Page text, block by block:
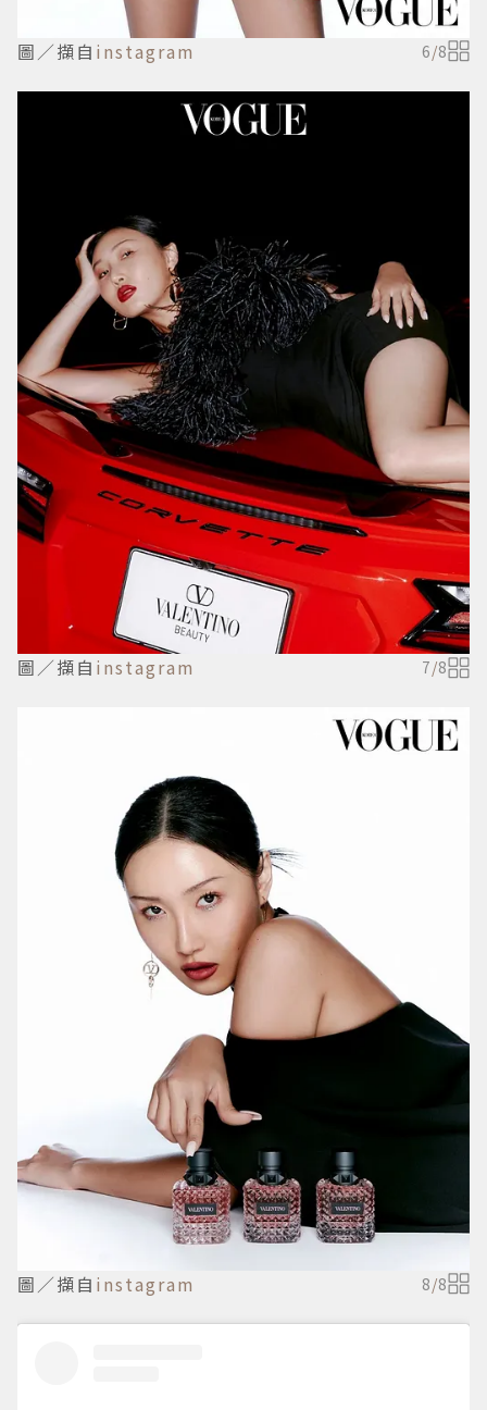
圖／擷自 instagram 6/8
圖／擷自 instagram 7/8
圖／擷自 instagram 8/8